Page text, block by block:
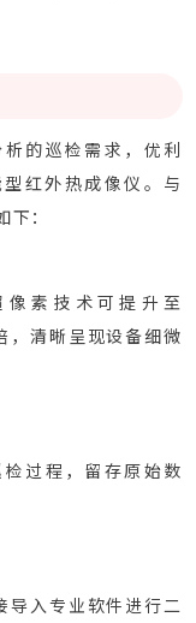
的巡检需求，优利
红外热成像仪。与
：
素技术可提升至
清晰呈现设备细微
过程，留存原始数
入专业软件进行二